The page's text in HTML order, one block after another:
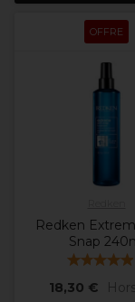
OFFRE
Redken
Snap
18,30 €